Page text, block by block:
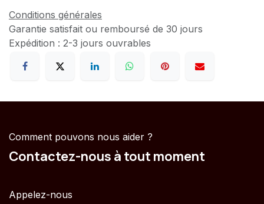
Conditions générales
Garantie satisfait ou remboursé de 30 jours
Expédition : 2-3 jours ouvrables
Comment pouvons nous aider ?
Contactez-nous à tout moment
Appelez-nous